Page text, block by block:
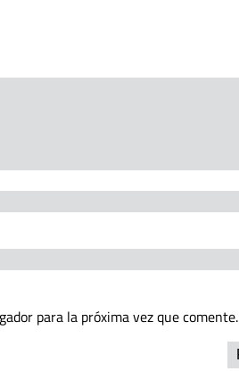
para la próxima vez que comente.